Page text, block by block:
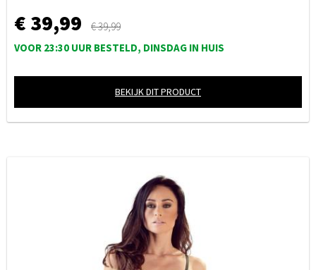
€ 39,99
€ 39,99
VOOR 23:30 UUR BESTELD, DINSDAG IN HUIS
BEKIJK DIT PRODUCT